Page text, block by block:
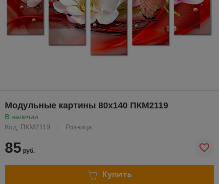
Модульные картины 80x140 ПКМ2119
В наличии
Код: ПКМ2119
Розница
85 руб.
Купить